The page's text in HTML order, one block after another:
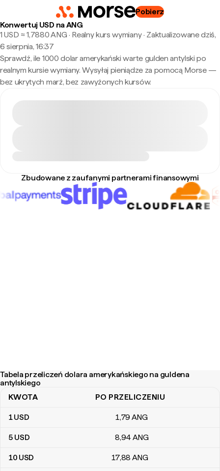
Pobierz
Konwertuj USD na ANG
1 USD ≈ 1,7880 ANG · Realny kurs wymiany· Zaktualizowane dziś,
6 sierpnia, 16:37
Sprawdź, ile 1000 dolar amerykański warte gulden antylski po
realnym kursie wymiany. Wysyłaj pieniądze za pomocą Morse —
bez ukrytych marż, bez zawyżonych kursów.
Zbudowane z zaufanymi partnerami finansowymi
Tabela przeliczeń dolara amerykańskiego na guldena
antylskiego
Tabela przeliczeń dolara amerykańskiego na guldena antylskiego
KWOTA PO PRZELICZENIU
1USD 1,79 ANG
5 USD 8,94 ANG
10 USD 17,88 ANG